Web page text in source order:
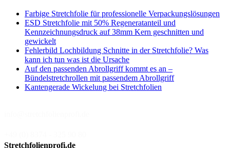
Farbige Stretchfolie für professionelle Verpackungslösungen
ESD Stretchfolie mit 50% Regeneratanteil und
Kennzeichnungsdruck auf 38mm Kern geschnitten und
gewickelt
Fehlerbild Lochbildung Schnitte in der Stretchfolie? Was
kann ich tun was ist die Ursache
Auf den passenden Abrollgriff kommt es an –
Bündelstretchrollen mit passendem Abrollgriff
Kantengerade Wickelung bei Stretchfolien
Stretchfolienprofi.de